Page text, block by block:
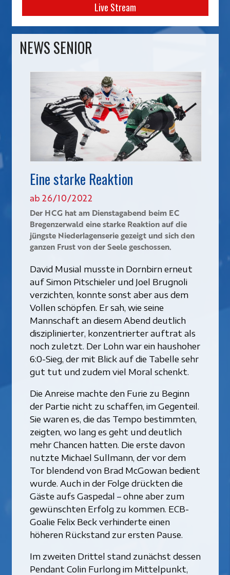
Live Stream
NEWS SENIOR
Eine starke Reaktion
ab 26/10/2022
Der HCG hat am Dienstagabend beim EC
Bregenzerwald eine starke Reaktion auf die
jüngste Niederlagenserie gezeigt und sich den
ganzen Frust von der Seele geschossen.
David Musial musste in Dornbirn erneut
auf Simon Pitschieler und Joel Brugnoli
verzichten, konnte sonst aber aus dem
Vollen schöpfen. Er sah, wie seine
Mannschaft an diesem Abend deutlich
disziplinierter, konzentrierter auftrat als
noch zuletzt. Der Lohn war ein haushoher
6:0-Sieg, der mit Blick auf die Tabelle sehr
gut tut und zudem viel Moral schenkt.
Die Anreise machte den Furie zu Beginn
der Partie nicht zu schaffen, im Gegenteil.
Sie waren es, die das Tempo bestimmten,
zeigten, wo lang es geht und deutlich
mehr Chancen hatten. Die erste davon
nutzte Michael Sullmann, der vor dem
Tor blendend von Brad McGowan bedient
wurde. Auch in der Folge drückten die
Gäste aufs Gaspedal – ohne aber zum
gewünschten Erfolg zu kommen. ECB-
Goalie Felix Beck verhinderte einen
höheren Rückstand zur ersten Pause.
Im zweiten Drittel stand zunächst dessen
Pendant Colin Furlong im Mittelpunkt,